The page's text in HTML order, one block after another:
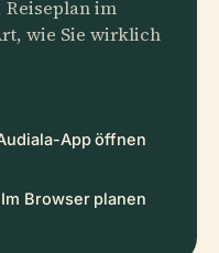
Reiseplan im
wie Sie wirklich
App öffnen
Im Browser planen